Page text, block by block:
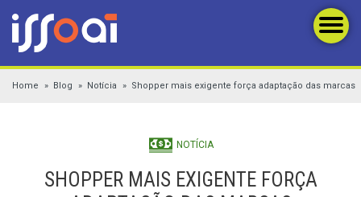
Home Blog Notícia Shopper mais exigente força adaptação das marcas
NOTÍCIA
SHOPPER MAIS EXIGENTE FORÇA